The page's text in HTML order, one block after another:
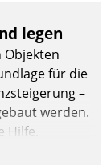
Kanal
legen
Objekten
für die
–
werden.
Hilfe.